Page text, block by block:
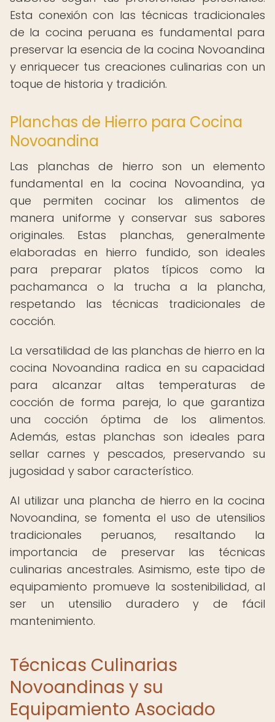
Esta conexión con las técnicas tradicionales
de la cocina peruana es fundamental para
preservar la esencia de la cocina Novoandina
y enriquecer tus creaciones culinarias con un
toque de historia y tradición.
Planchas de Hierro para Cocina
Novoandina
Las planchas de hierro son un elemento
fundamental en la cocina Novoandina, ya
que permiten cocinar los alimentos de
manera uniforme y conservar sus sabores
originales. Estas planchas, generalmente
elaboradas en hierro fundido, son ideales
para preparar platos típicos como la
pachamanca o la trucha a la plancha,
respetando las técnicas tradicionales de
cocción.
La versatilidad de las planchas de hierro en la
cocina Novoandina radica en su capacidad
para alcanzar altas temperaturas de
cocción de forma pareja, lo que garantiza
una cocción óptima de los alimentos.
Además, estas planchas son ideales para
sellar carnes y pescados, preservando su
jugosidad y sabor característico.
Al utilizar una plancha de hierro en la cocina
Novoandina, se fomenta el uso de utensilios
tradicionales peruanos, resaltando la
importancia de preservar las técnicas
culinarias ancestrales. Asimismo, este tipo de
equipamiento promueve la sostenibilidad, al
ser un utensilio duradero y de fácil
mantenimiento.
Técnicas Culinarias
Novoandinas y su
Equipamiento Asociado